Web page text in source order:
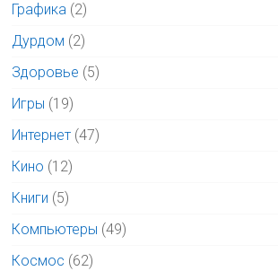
Графика (2)
Дурдом (2)
Здоровье (5)
Игры (19)
Интернет (47)
Кино (12)
Книги (5)
Компьютеры (49)
Космос (62)